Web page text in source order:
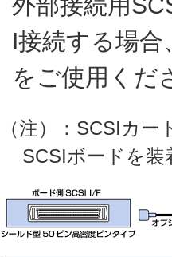
I接続する場
をご使用くだ
（注）：SCSIカ
SCSIボードを